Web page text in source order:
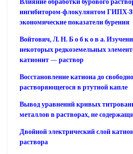
ингибитором-флокулянтом ГИПХ-3
экономические показатели бурения
Войтович, Л. Н. Б о б к о в а.
некоторых редкоземельных
катионит — раствор
Восстановление катиона до
растворяющегося в ртутной капле
Вывод уравнений кривых
металлов в растворах, не
Двойной электрический слой
раствора